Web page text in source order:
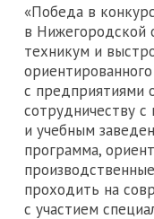
«Победа в
в Нижегородской
техникум и
с предприятиями
сотрудничеству с
и учебным
программа,
проходить на
с участием